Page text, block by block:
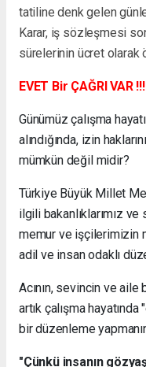
tatiline denk gelen
Karar, iş sözleşmesi
sürelerinin ücret olarak
EVET Bir ÇAĞRI VAR !!!
Günümüz çalışma
alındığında, izin
mümkün değil midir?
Türkiye Büyük Millet
ilgili bakanlıklarımız
memur ve işçilerimizin
adil ve insan odaklı
Acının, sevincin ve aile
artık çalışma
bir düzenleme
"Çünkü insanın